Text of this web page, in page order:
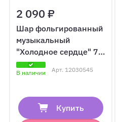
2 090 ₽
Шар фольгированный
музыкальный
"Холодное сердце" 71
см
В наличии Арт. 12030545
Купить